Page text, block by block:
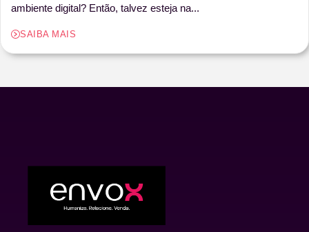
ambiente digital? Então, talvez esteja na...
SAIBA MAIS